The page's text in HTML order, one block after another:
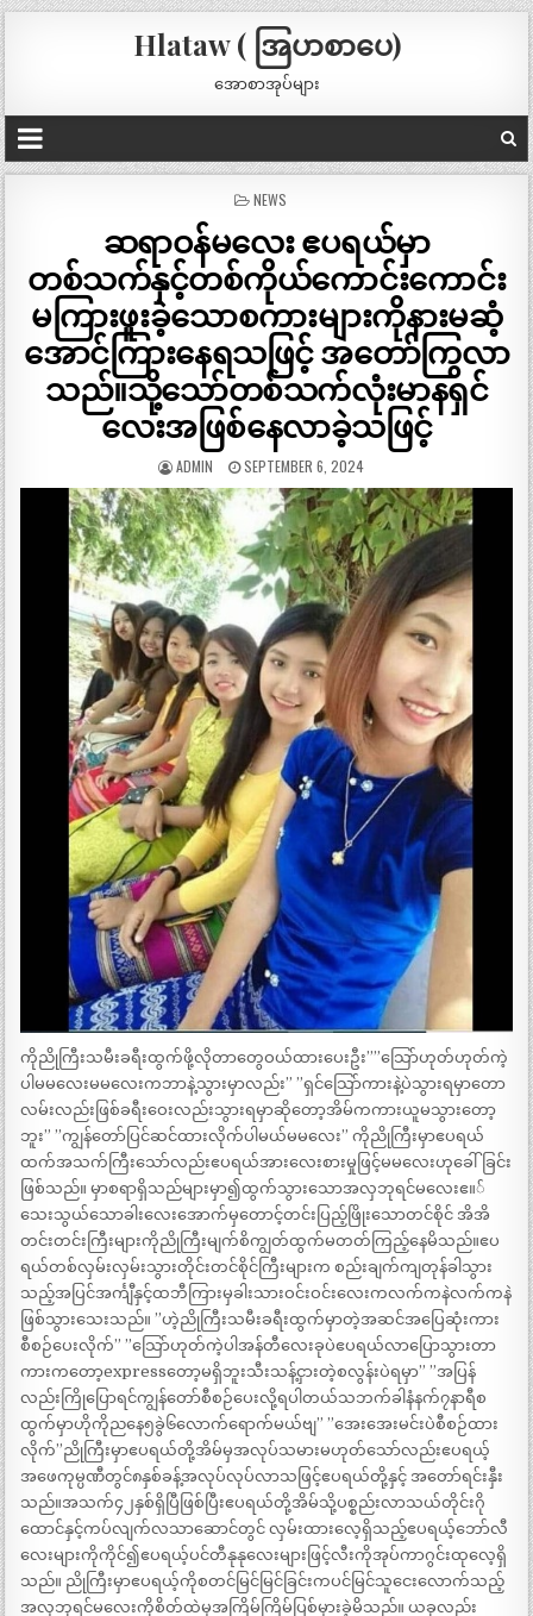
Hlataw ( အြပာစာပေ)
အောစာအုပ်များ
POSTED
NEWS
ဆရာဝန်မလေး ဧပရယ်မှာ
တစ်သက်နှင့်တစ်ကိုယ်ကောင်းကောင်း
မကြားဖူးခဲ့သောစကားများကိုနားမဆံ့
အောင်ကြားနေရသဖြင့် အတော်ကြွလာ
သည်။သို့သော်တစ်သက်လုံးမာနရှင်
လေးအဖြစ်နေလာခဲ့သဖြင့်
ADMIN SEPTEMBER 6, 2024
ကိုညိုကြီးသမီးခရီးထွက်ဖို့လိုတာတွေဝယ်ထားပေးဦး””သြော်ဟုတ်ဟုတ်ကဲ့
ပါမမလေးမမလေးကဘာနဲ့သွားမှာလည်း” ”ရှင်သြော်ကားနဲ့ပဲသွားရမှာတော
လမ်းလည်းဖြစ်ခရီးဝေးလည်းသွားရမှာဆိုတော့အိမ်ကကားယူမသွားတော့
ဘူး” ”ကျွန်တော်ပြင်ဆင်ထားလိုက်ပါမယ်မမလေး” ကိုညိုကြီးမှာဧပရယ်
ထက်အသက်ကြီးသော်လည်းဧပရယ်အားလေးစားမှုဖြင့်မမလေးဟုခေါ်ခြင်း
ဖြစ်သည်။ မှာစရာရှိသည်များမှာ၍ထွက်သွားသောအလှဘုရင်မလေးဧ။်
သေးသွယ်သောခါးလေးအောက်မှတောင့်တင်းပြည့်ဖြိုးသောတင်စိုင် အိအိ
တင်းတင်းကြီးများကိုညိုကြီးမျက်စိကျွတ်ထွက်မတတ်ကြည့်နေမိသည်။ဧပ
ရယ်တစ်လှမ်းလှမ်းသွားတိုင်းတင်စိုင်ကြီးများက စည်းချက်ကျတုန်ခါသွား
သည့်အပြင်အင်္ကျီနှင့်ထဘီကြားမှခါးသားဝင်းဝင်းလေးကလက်ကနဲလက်ကနဲ
ဖြစ်သွားသေးသည်။ ”ဟဲ့ညိုကြီးသမီးခရီးထွက်မှာတဲ့အဆင်အပြေဆုံးကား
စီစဉ်ပေးလိုက်” ”သြော်ဟုတ်ကဲ့ပါအန်တီလေးခုပဲဧပရယ်လာပြောသွားတာ
ကားကတော့expressတော့မရှိဘူးသီးသန့်ငှားတဲ့စလွန်းပဲရမှာ” ”အပြန်
လည်းကြိုပြောရင်ကျွန်တော်စီစဉ်ပေးလို့ရပါတယ်သဘက်ခါနံနက်၇နာရီစ
ထွက်မှာဟိုကိုညနေ၅ခွဲ၆လောက်ရောက်မယ်ဗျ” ”အေးအေးမင်းပဲစီစဉ်ထား
လိုက်”ညိုကြီးမှာဧပရယ်တို့အိမ်မှအလုပ်သမားမဟုတ်သော်လည်းဧပရယ့်
အဖေကုမ္ပဏီတွင်၈နှစ်ခန့်အလုပ်လုပ်လာသဖြင့်ဧပရယ်တို့နှင့် အတော်ရင်းနှီး
သည်။အသက်၄၂နှစ်ရှိပြီဖြစ်ပြီးဧပရယ်တို့အိမ်သို့ပစ္စည်းလာသယ်တိုင်းဂို
ထောင်နှင့်ကပ်လျက်လသာဆောင်တွင် လှမ်းထားလေ့ရှိသည့်ဧပရယ့်ဘော်လီ
လေးများကိုကိုင်၍ဧပရယ့်ပင်တီနုနုလေးများဖြင့်လီးကိုအုပ်ကာဂွင်းထုလေ့ရှိ
သည်။ ညိုကြီးမှာဧပရယ့်ကိုစတင်မြင်မြင်ခြင်းကပင်မြင်သူငေးလောက်သည့်
အလှဘုရင်မလေးကိုစိတ်ထဲမှအကြိမ်ကြိမ်ပြစ်မှားခဲ့မိသည်။ ယခုလည်း